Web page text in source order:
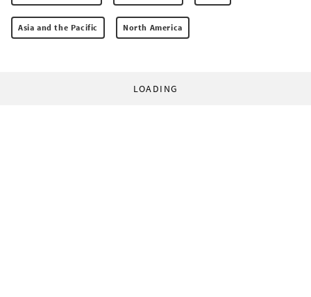
Asia and the Pacific North America
LOADING